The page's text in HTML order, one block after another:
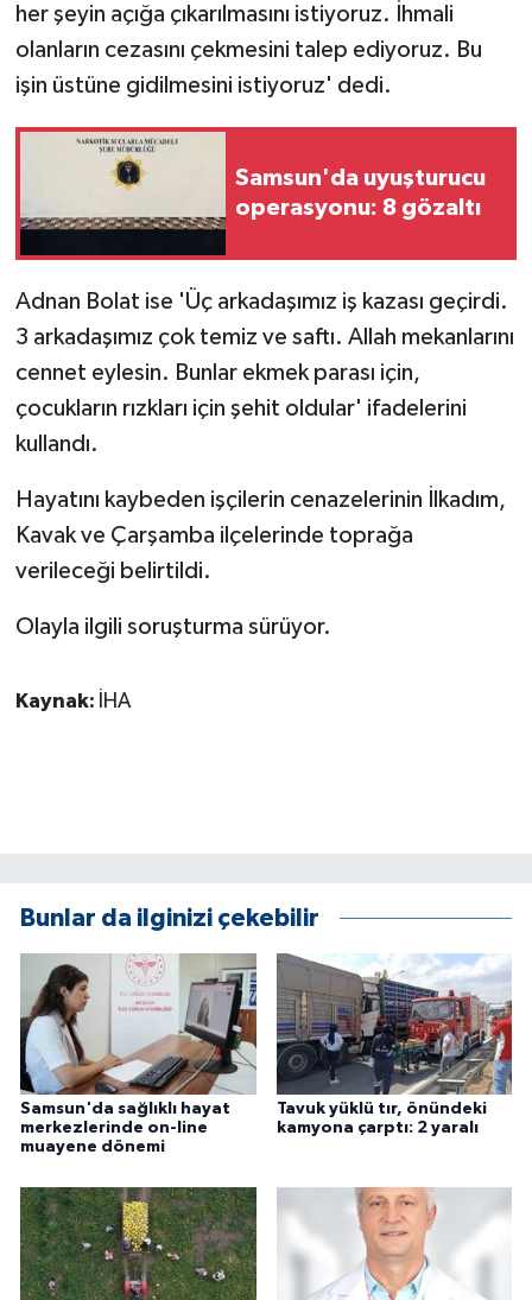
her şeyin açığa çıkarılmasını istiyoruz. İhmali
olanların cezasını çekmesini talep ediyoruz. Bu
işin üstüne gidilmesini istiyoruz' dedi.
Samsun'da uyuşturucu
operasyonu: 8 gözaltı
Adnan Bolat ise 'Üç arkadaşımız iş kazası geçirdi.
3 arkadaşımız çok temiz ve saftı. Allah mekanlarını
cennet eylesin. Bunlar ekmek parası için,
çocukların rızkları için şehit oldular' ifadelerini
kullandı.
Hayatını kaybeden işçilerin cenazelerinin İlkadım,
Kavak ve Çarşamba ilçelerinde toprağa
verileceği belirtildi.
Olayla ilgili soruşturma sürüyor.
Kaynak: İHA
Bunlar da ilginizi çekebilir
Samsun'da sağlıklı hayat
merkezlerinde on-line
muayene dönemi
Tavuk yüklü tır, önündeki
kamyona çarptı: 2 yaralı